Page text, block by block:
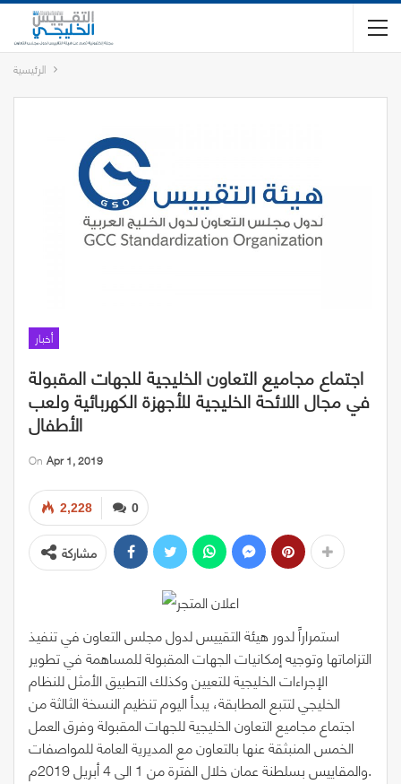
الرئيسية
أخبار
اجتماع مجاميع التعاون الخليجية للجهات المقبولة
في مجال اللائحة الخليجية للأجهزة الكهربائية ولعب
الأطفال
On Apr 1, 2019
0
2,228
مشاركة
استمراراً لدور هيئة التقييس لدول مجلس التعاون في تنفيذ
التزاماتها وتوجيه إمكانيات الجهات المقبولة للمساهمة في تطوير
الإجراءات الخليجية للتعيين وكذلك التطبيق الأمثل للنظام
الخليجي لتتبع المطابقة، يبدأ اليوم تنظيم النسخة الثالثة من
اجتماع مجاميع التعاون الخليجية للجهات المقبولة وفرق العمل
الخمس المنبثقة عنها بالتعاون مع المديرية العامة للمواصفات
والمقاييس بسلطنة عمان خلال الفترة من 1 الى 4 أبريل 2019م.